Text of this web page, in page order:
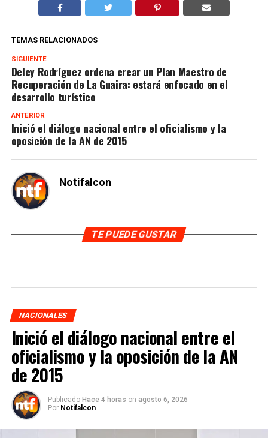
TEMAS RELACIONADOS
SIGUIENTE
Delcy Rodríguez ordena crear un Plan Maestro de
Recuperación de La Guaira: estará enfocado en el
desarrollo turístico
ANTERIOR
Inició el diálogo nacional entre el oficialismo y la
oposición de la AN de 2015
Notifalcon
TE PUEDE GUSTAR
NACIONALES
Inició el diálogo nacional entre el
oficialismo y la oposición de la AN
de 2015
Publicado Hace 4 horas on agosto 6, 2026
Por Notifalcon